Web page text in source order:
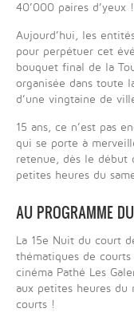
40’000 paires d’yeux !
Aujourd’hui, les
pour perpétuer cet
bouquet final de la
organisée dans toute
d’une vingtaine de
15 ans, ce n’est pas
qui se porte à
retenue, dès le début
petites heures du
AU PROGRAMME
La 15e Nuit du court
thématiques de
cinéma Pathé Les
aux petites heures du
courts !